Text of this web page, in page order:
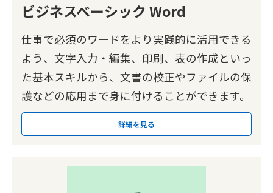
ビジネスベーシック Word
仕事で必須のワードをより実践的に活用できる
よう、文字入力・編集、印刷、表の作成といっ
た基本スキルから、文書の校正やファイルの保
護などの応用まで身に付けることができます。
詳細を見る